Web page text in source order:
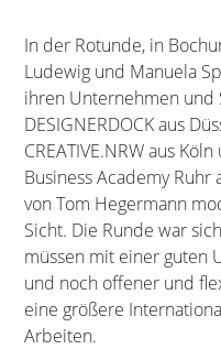
In der Rotunde, in
Ludewig und Manuela
ihren Unternehmen und
DESIGNERDOCK aus
CREATIVE.NRW aus
Business Academy
von Tom Hegermann
Sicht. Die Runde war
müssen mit einer guten
und noch offener und
eine größere
Arbeiten.